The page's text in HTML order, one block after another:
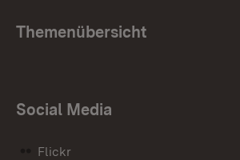
Themenübersicht
Social Media
Flickr